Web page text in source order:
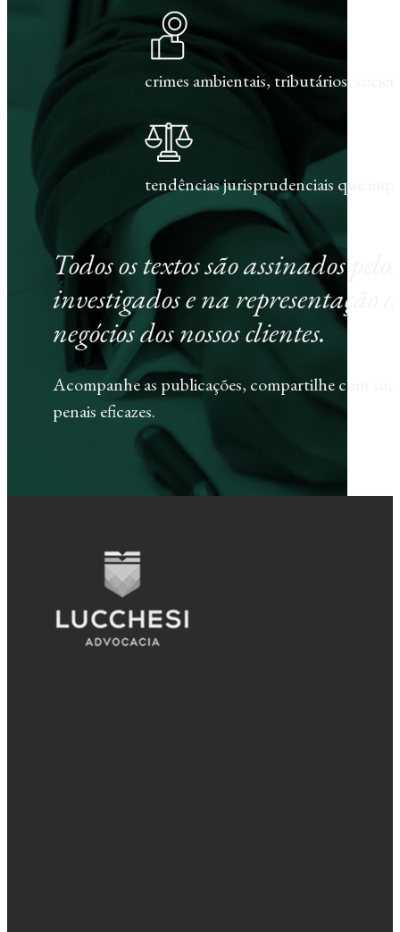
crimes ambientais, tributários,
tendências jurisprudenciais que
Todos os textos são assinados
investigados e na representação
negócios dos nossos clientes.
Acompanhe as publicações, compartilhe com
penais eficazes.